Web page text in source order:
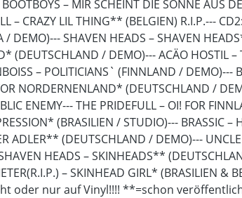
– MIR SCHEINT DIE SONNE
CRAZY LIL THING** (BELGIEN) R.I.P.---
DEMO)--- SHAVEN HEADS – SHAVEN
(DEUTSCHLAND / DEMO)--- ACÄO HOSTIL
– POLITICIANS` (FINNLAND /
NORDERNENLAND* (DEUTSCHLAND /
ENEMY--- THE PRIDEFULL – OI! FOR
(BRASILIEN / STUDIO)--- BRASSIC
ADLER** (DEUTSCHLAND / DEMO)---
HEADS – SKINHEADS**
– SKINHEAD GIRL* (BRASILIEN &
oder nur auf Vinyl!!!! **=schon